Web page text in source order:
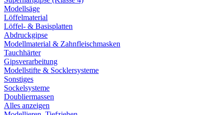
Modellsäge
Löffelmaterial
Löffel- & Basisplatten
Abdruckgipse
Modellmaterial & Zahnfleischmasken
Tauchhärter
Gipsverarbeitung
Modellstifte & Socklersysteme
Sonstiges
Sockelsysteme
Doubliermassen
Alles anzeigen